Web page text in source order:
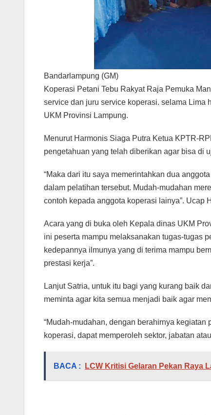
Bandarlampung (GM)
Koperasi Petani Tebu Rakyat Raja Pemuka
service dan juru service koperasi. selama Lima
UKM Provinsi Lampung.
Menurut Harmonis Siaga Putra Ketua KPTR-
pengetahuan yang telah diberikan agar bisa di
“Maka dari itu saya memerintahkan dua
dalam pelatihan tersebut. Mudah-mudahan
contoh kepada anggota koperasi lainya”. Ucap
Acara yang di buka oleh Kepala dinas UKM
ini peserta mampu melaksanakan tugas-tugas
kedepannya ilmunya yang di terima mampu
prestasi kerja”.
Lanjut Satria, untuk itu bagi yang kurang baik
meminta agar kita semua menjadi baik agar
“Mudah-mudahan, dengan berahirnya
koperasi, dapat memperoleh sektor, jabatan
BACA : LCW Kritisi Gelaran Pekan Raya